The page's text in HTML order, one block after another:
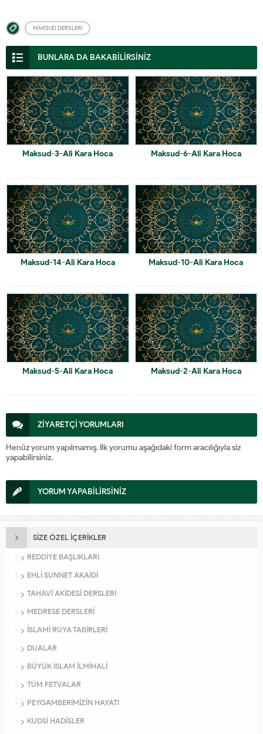
MAKSUD DERSLERI
BUNLARA DA BAKABİLİRSİNİZ
Maksud-3-Ali Kara Hoca Maksud-6-Ali Kara Hoca
Maksud-14-Ali Kara Hoca Maksud-10-Ali Kara Hoca
Maksud-5-Ali Kara Hoca Maksud-2-Ali Kara Hoca
ZİYARETÇİ YORUMLARI
Henüz yorum yapılmamış. İlk yorumu aşağıdaki form aracılığıyla siz
yapabilirsiniz.
YORUM YAPABİLİRSİNİZ
SİZE ÖZEL İÇERİKLER
REDDİYE BAŞLIKLARI
EHLİ SÜNNET AKAİDİ
TAHAVİ AKİDESİ DERSLERİ
MEDRESE DERSLERİ
İSLAMİ RÜYA TABİRLERİ
DUALAR
BÜYÜK İSLAM İLMİHALİ
TÜM FETVALAR
PEYGAMBERİMİZİN HAYATI
KUDSİ HADİSLER